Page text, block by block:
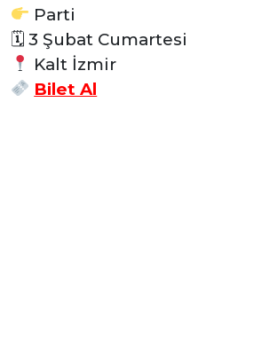
Parti
🗓 3 Şubat Cumartesi
Kalt İzmir
Bilet Al